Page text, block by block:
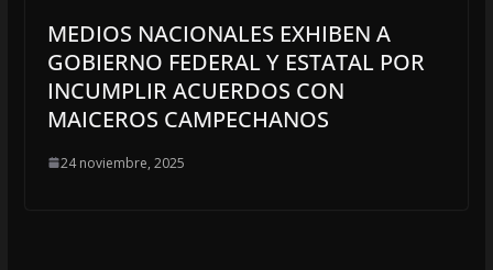
MEDIOS NACIONALES EXHIBEN A
GOBIERNO FEDERAL Y ESTATAL POR
INCUMPLIR ACUERDOS CON
MAICEROS CAMPECHANOS
24 noviembre, 2025